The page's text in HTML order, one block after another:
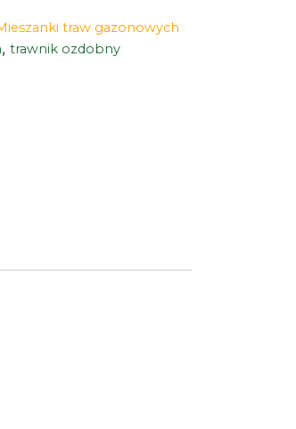
traw gazonowych
,trawnik ozdobny